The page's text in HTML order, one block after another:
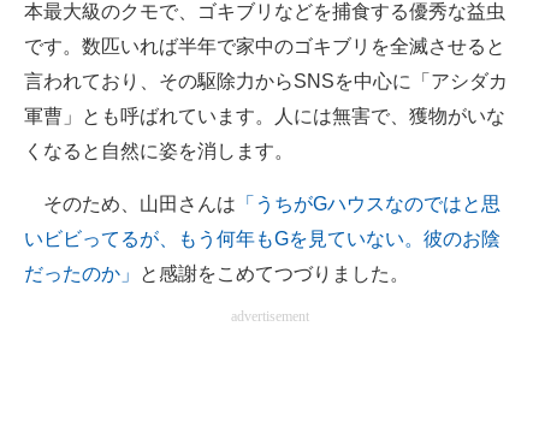
本最大級のクモで、ゴキブリなどを捕食する優秀な益虫
です。数匹いれば半年で家中のゴキブリを全滅させると
言われており、その駆除力からSNSを中心に「アシダカ
軍曹」とも呼ばれています。人には無害で、獲物がいな
くなると自然に姿を消します。
そのため、山田さんは 「うちがGハウスなのではと思
いビビってるが、もう何年もGを見ていない。彼のお陰
だったのか」
と感謝をこめてつづりました。
advertisement